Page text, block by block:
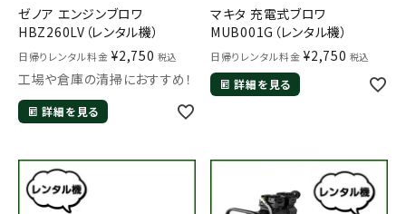
ゼノア エンジンブロワ
HBZ260LV（レンタル機）
日帰りレンタル料金 ¥2,750 税込
工場や倉庫の清掃におすすめ！
詳細を見る
マキタ 充電式ブロワ
MUB001G（レンタル機）
日帰りレンタル料金 ¥2,750 税込
詳細を見る